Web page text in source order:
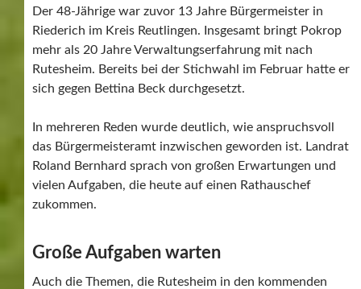
Der 48-Jährige war zuvor 13 Jahre Bürgermeister in
Riederich im Kreis Reutlingen. Insgesamt bringt Pokrop
mehr als 20 Jahre Verwaltungserfahrung mit nach
Rutesheim. Bereits bei der Stichwahl im Februar hatte er
sich gegen Bettina Beck durchgesetzt.
In mehreren Reden wurde deutlich, wie anspruchsvoll
das Bürgermeisteramt inzwischen geworden ist. Landrat
Roland Bernhard sprach von großen Erwartungen und
vielen Aufgaben, die heute auf einen Rathauschef
zukommen.
Große Aufgaben warten
Auch die Themen, die Rutesheim in den kommenden